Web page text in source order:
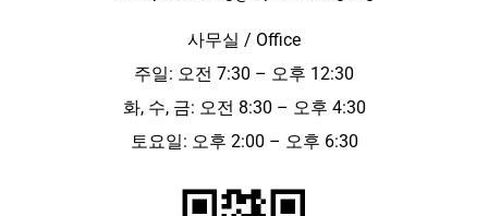
사무실 / Office
주일: 오전 7:30 – 오후 12:30
화, 수, 금: 오전 8:30 – 오후 4:30
토요일: 오후 2:00 – 오후 6:30